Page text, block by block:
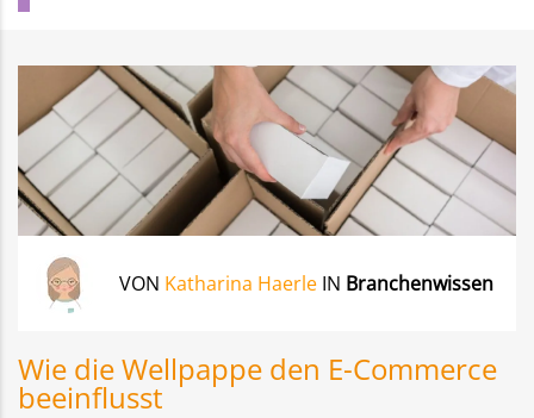
VON Katharina Haerle IN Branchenwissen
Wie die Wellpappe den E-Commerce
beeinflusst